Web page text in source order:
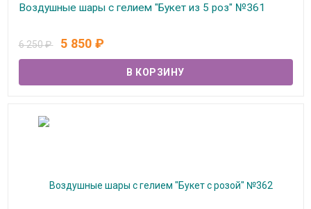
Воздушные шары с гелием "Букет из 5 роз" №361
6 250₽ 5 850 ₽